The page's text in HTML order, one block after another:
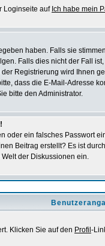
Loginseite auf Ich habe mein
haben. Falls sie
Falls dies nicht der Fall
Registrierung wird Ihnen
dass die E-Mail-Adresse
bitte den Administrator.
ein falsches
Beitrag erstellt? Es ist
der Diskussionen ein.
Klicken Sie auf den Profil -